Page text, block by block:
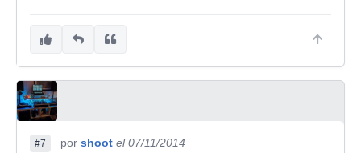
#7 por shoot el 07/11/2014